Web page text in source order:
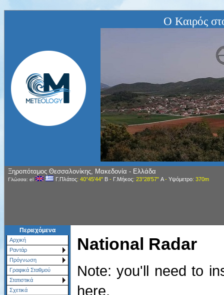
Ο Καιρός
Ξηροπόταμος Θεσσαλονίκης, Μακεδονία - Ελλάδα
Γλώσσα: el Γ.Πλάτος: 40°45'44" Β- Γ.Μήκος: 23°28'57" Α- Υψόμετρο: 370m
Περιεχόμενα
Αρχική
Ραντάρ
Πρόγνωση
Γραφικά Σταθμού
Στατιστικά
Σχετικά
National Radar
Note: you'll need to
here.